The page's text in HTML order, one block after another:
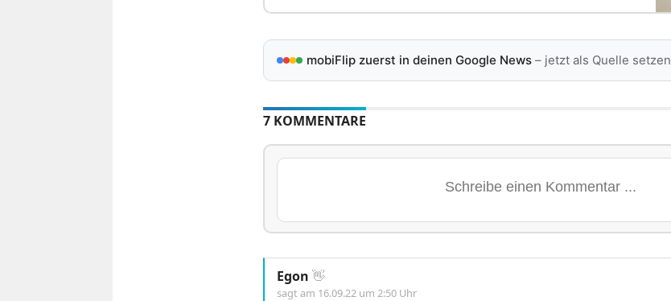
mobiFlip zuerst in deinen Google News– jetzt als Quelle setzen
7 KOMMENTARE
Egon 👋
sagt am 16.09.22 um 2:50 Uhr